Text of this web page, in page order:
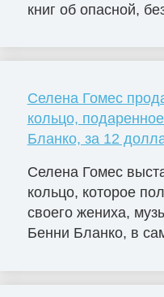
книг об опасной,
Селена Гомес
кольцо,
Бланко, за 12
Селена Гомес
кольцо, которое
своего жениха,
Бенни Бланко, в